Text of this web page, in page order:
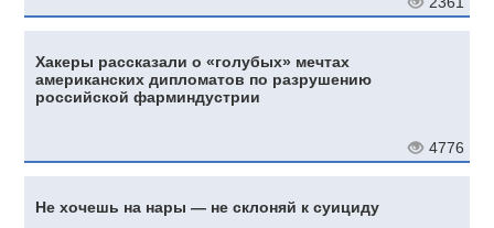
Хакеры рассказали о «голубых» мечтах
американских дипломатов по разрушению
российской фарминдустрии
4776
Не хочешь на нары — не склоняй к суициду